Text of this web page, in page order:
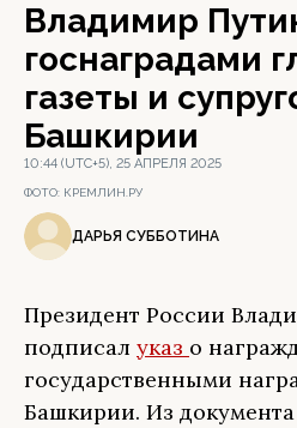
Владимир
госнаградами
газеты и
Башкирии
10:44 (UTC+5), 25 АПРЕЛЯ 2025
ФОТО: КРЕМЛИН.РУ
ДАРЬЯ СУББОТИНА
Президент России
подписал указ о
государственными
Башкирии. Из документа